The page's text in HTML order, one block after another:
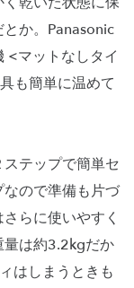
か。Panasonic
<マットなしタイ
も簡単に温めて
テップで簡単セ
ので準備も片づ
らに使いやすく
量は約3.2kgだか
はしまうときも